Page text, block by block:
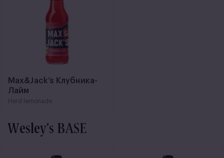
Max&Jack’s Клубника-
Лайм
Hard lemonade
Wesley’s BASE